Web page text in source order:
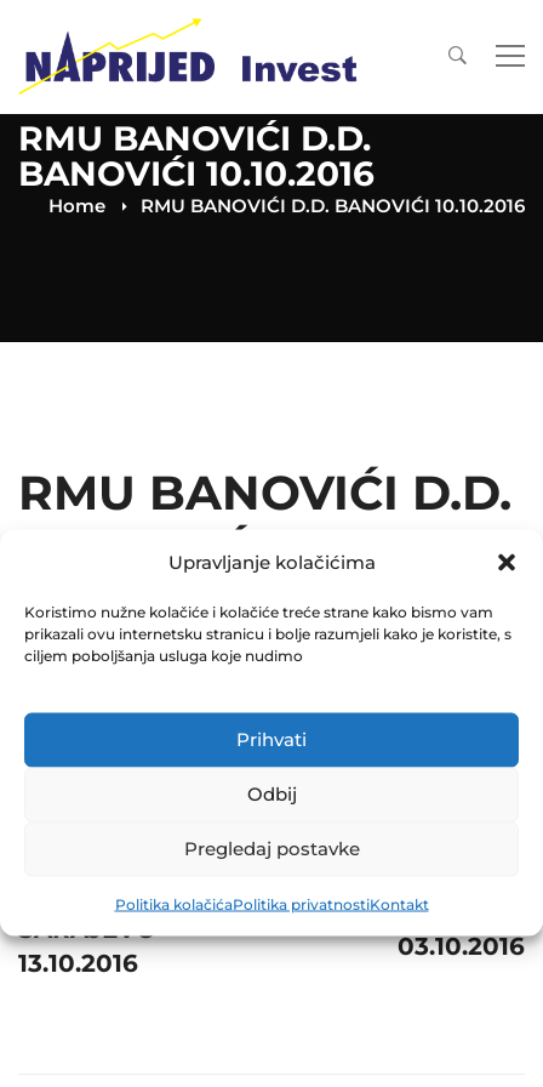
Upravljanje kolačićima
Koristimo nužne kolačiće i kolačiće treće strane kako bismo vam
prikazali ovu internetsku stranicu i bolje razumjeli kako je koristite, s
ciljem poboljšanja usluga koje nudimo
Prihvati
Odbij
Pregledaj postavke
Politika kolačićaPolitika privatnostiKontakt
RMU BANOVIĆI D.D.
BANOVIĆI 10.10.2016
Home RMU BANOVIĆI D.D. BANOVIĆI 10.10.2016
RMU BANOVIĆI D.D.
BANOVIĆI 10.10.2016
0 Comments
STEP D.D.
SARAJEVO
13.10.2016
T3 D.D.SARAJEVO
03.10.2016